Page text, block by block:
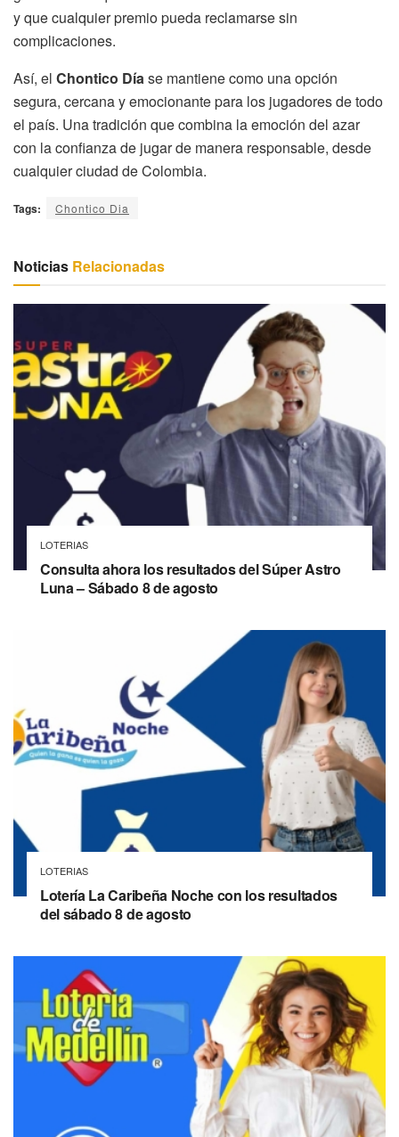
y que cualquier premio pueda reclamarse sin
complicaciones.
Así, el Chontico Díase mantiene como una opción
segura, cercana y emocionante para los jugadores de todo
el país. Una tradición que combina la emoción del azar
con la confianza de jugar de manera responsable, desde
cualquier ciudad de Colombia.
Tags: Chontico Dia
Noticias Relacionadas
LOTERIAS
Consulta ahora los resultados del Súper Astro
Luna – Sábado 8 de agosto
LOTERIAS
Lotería La Caribeña Noche con los resultados
del sábado 8 de agosto